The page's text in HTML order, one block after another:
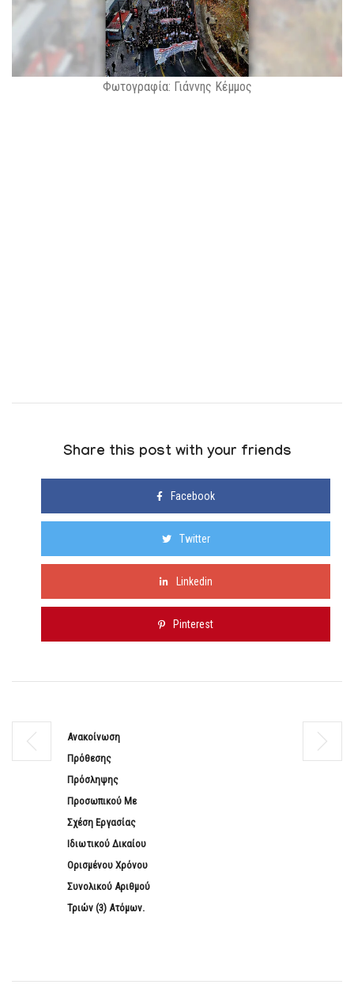
Φωτογραφία: Γιάννης Κέμμος
Share this post with your friends
Facebook
Twitter
Linkedin
Pinterest
Ανακοίνωση
Πρόθεσης
Πρόσληψης
Προσωπικού Με
Σχέση Εργασίας
Ιδιωτικού Δικαίου
Ορισμένου Χρόνου
Συνολικού Αριθμού
Τριών (3) Ατόμων.